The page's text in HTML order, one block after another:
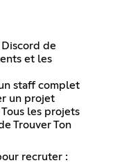
Discord de
et les
staff complet
un projet
les projets
Trouver Ton
recruter :